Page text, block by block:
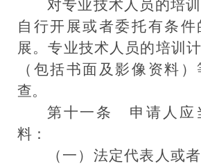
对专业技术人员的培
自行开展或者委托有条
展。专业技术人员的培训
（包括书面及影像资料
查。
第十一条
申请人应
料：
（一）法定代表人或